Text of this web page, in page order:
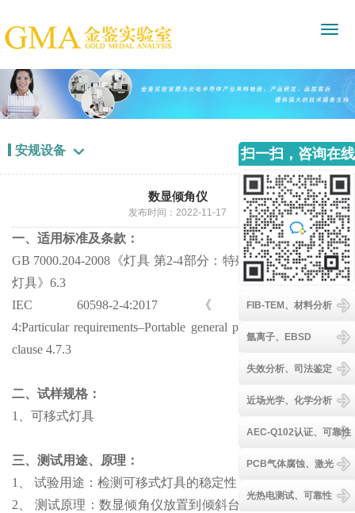
安规设备 
数显倾角仪
发布时间：2022-11-17
一、适用标准及条款：
GB 7000.204-2008《灯具 第2-4部分：特殊要求 可移式通用
灯具》6.3
IEC 60598-2-4:2017《Luminaries-Part2-
4:Particular requirements–Portable general purpose luminaires》
clause 4.7.3
二、试样规格：
1、可移式灯具
三、测试用途、原理：
1、 试验用途：检测可移式灯具的稳定性
2、 测试原理：数显倾角仪放置到倾斜台面上，调节倾斜台
扫一扫，咨询在线
客服
FIB-TEM、材料分析
氩离子、EBSD
失效分析、司法鉴定
近场光学、化学分析
AEC-Q102认证、可靠性
PCB气体腐蚀、激光
光热电测试、可靠性